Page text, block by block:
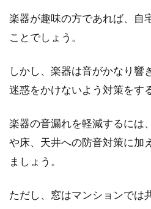
楽器が趣味の方であれば、自
ことでしょう。
しかし、楽器は音がかなり響
迷惑をかけないよう対策をす
楽器の音漏れを軽減するには
や床、天井への防音対策に加
ましょう。
ただし、窓はマンションでは